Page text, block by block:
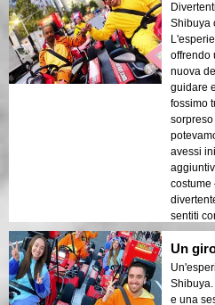
Shibuya
offrendo
nuova
guidare
fossimo
avessi
costume
sentiti
davanti
foto e ci
per
a
Un
e una